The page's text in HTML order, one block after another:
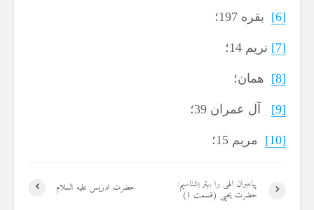
[6] بقره 197؛
[7] نریم 14؛
[8] همان؛
[9] آل عمران 39؛
[10] مریم 15؛
حضرت ادریس علیه السلام‏ پیامبران الهی را بهتر بشناسیم:
حضرت ‌یحیی (قسمت 1)